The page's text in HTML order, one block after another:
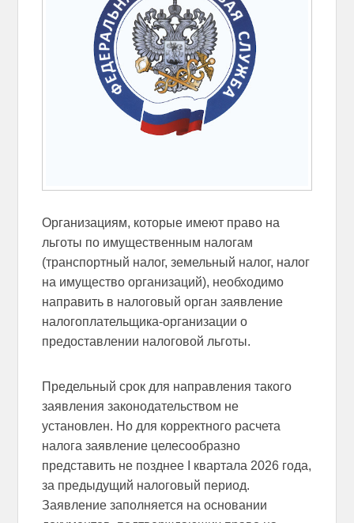
Организациям, которые имеют право на
льготы по имущественным налогам
(транспортный налог, земельный налог, налог
на имущество организаций), необходимо
направить в налоговый орган заявление
налогоплательщика-организации о
предоставлении налоговой льготы.
Предельный срок для направления такого
заявления законодательством не
установлен. Но для корректного расчета
налога заявление целесообразно
представить не позднее I квартала 2026 года,
за предыдущий налоговый период.
Заявление заполняется на основании